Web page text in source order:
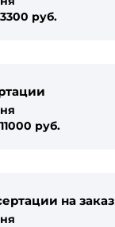
3300 руб.
11000 руб.
на заказ